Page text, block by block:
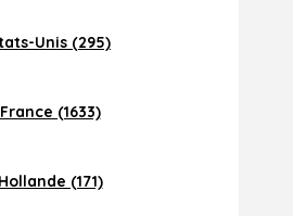
Unis (295)
France (1633)
Hollande (171)